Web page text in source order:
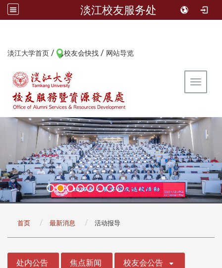
淡江校友服务处
淡江大学首页 / 校友会快找 / 网站导览
Toggle
首页 最新消息 活动报导
处内公告 焦点新闻 校友会公告